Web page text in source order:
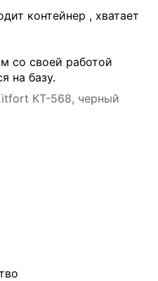
контейнер , хватает
со своей работой
на базу.
КТ-568, черный